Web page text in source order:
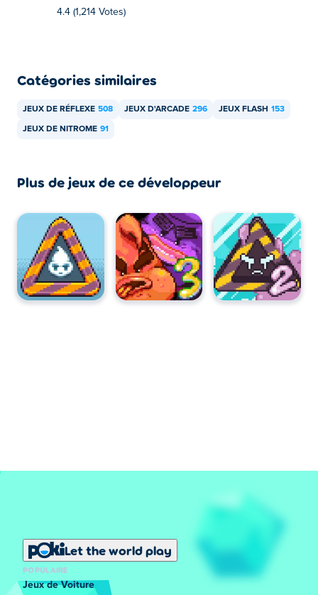
4.4 (1,214 Votes)
Catégories similaires
JEUX DE RÉFLEXE 508 JEUX D'ARCADE 296 JEUX FLASH 153
JEUX DE NITROME 91
Plus de jeux de ce développeur
Let the world play
POPULAIRE
Jeux de Voiture